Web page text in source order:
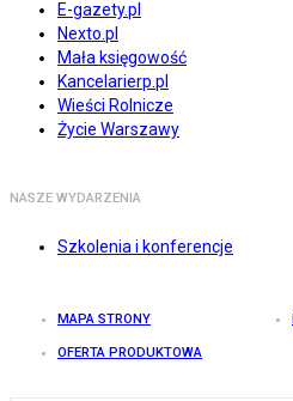
E-gazety.pl
Nexto.pl
Mała księgowość
Kancelarierp.pl
Wieści Rolnicze
Życie Warszawy
NASZE WYDARZENIA
Szkolenia i konferencje
MAPA STRONY
OFERTA PRODUKTOWA